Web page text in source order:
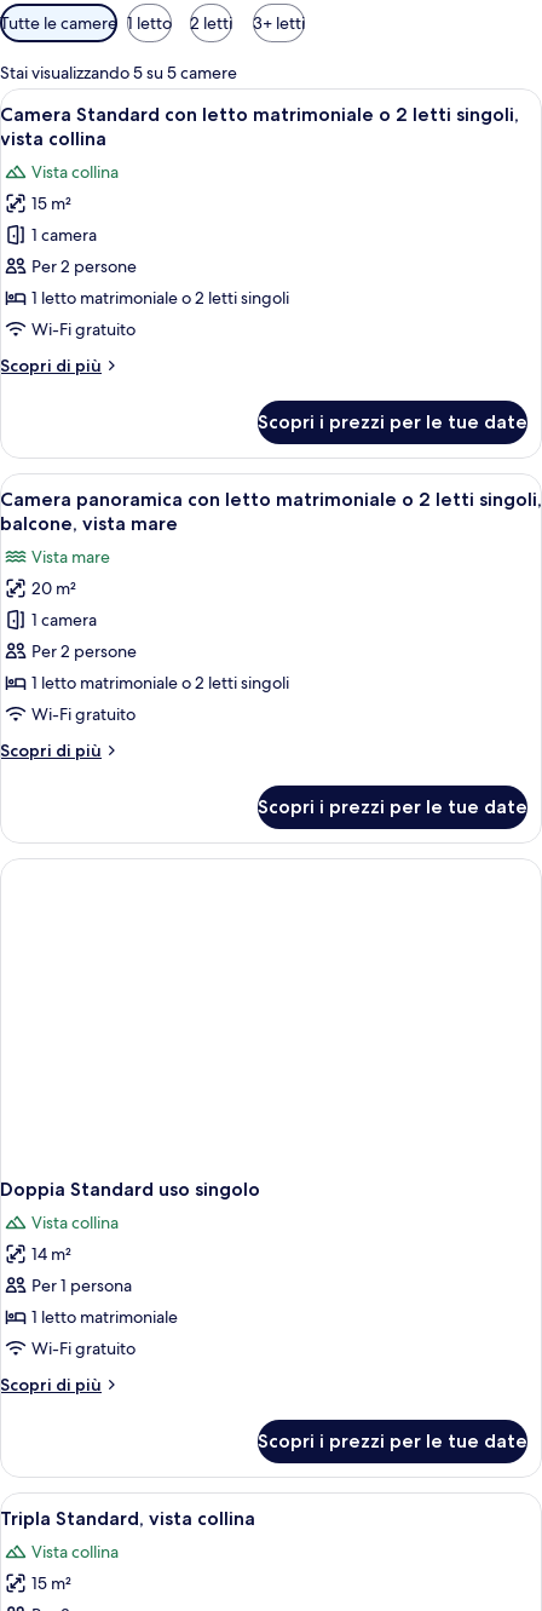
Filtri
disponibili
per
le
camere
Tutte le camere 1 letto 2 letti 3+ letti
Stai visualizzando 5 su 5 camere
Apri
tutte
foto
per
Camera
Standard
con
letto
o
singoli,
vista
collina
Una camera da letto con un letto
10
Camera Standard con letto matrimoniale o 2 letti singoli,
vista collina
Vista collina
15 m²
1 camera
Per 2 persone
1 letto matrimoniale o 2 letti singoli
Wi-Fi gratuito
Scopri di più
Altri
Standard
con
letto
matrimoniale
2
letti
singoli,
vista
collina
Scopri i prezzi per le tue date
Apri
tutte
foto
per
Camera
panoramica
con
letto
o
singoli,
balcone,
Un balcone con pavimento
20
Camera panoramica con letto matrimoniale o 2 letti singoli,
balcone, vista mare
Vista mare
20 m²
1 camera
Per 2 persone
1 letto matrimoniale o 2 letti singoli
Wi-Fi gratuito
Scopri di più
Altri
panoramica
con
letto
Scopri i prezzi per le tue date
Doppia Standard uso singolo
Vista collina
14 m²
Per 1 persona
1 letto matrimoniale
Wi-Fi gratuito
Scopri di più
Altri
Standard
uso
singolo
Scopri i prezzi per le tue date
Apri
tutte
le
foto
Una camera d'albergo con un letto,
1
Tripla Standard, vista collina
Vista collina
15 m²